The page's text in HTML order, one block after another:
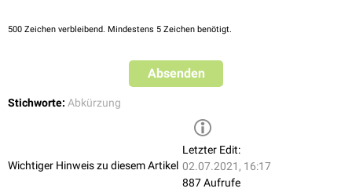
500 Zeichen verbleibend. Mindestens 5 Zeichen benötigt.
Absenden
Stichworte: Abkürzung
Wichtiger Hinweis zu diesem Artikel
Letzter Edit:
02.07.2021, 16:17
887 Aufrufe